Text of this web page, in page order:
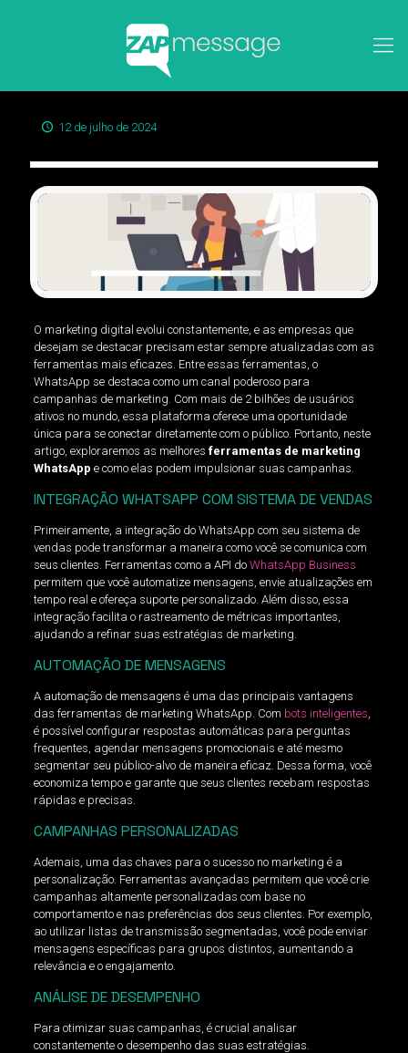
12 de julho de 2024
O marketing digital evolui constantemente, e as empresas que
desejam se destacar precisam estar sempre atualizadas com as
ferramentas mais eficazes. Entre essas ferramentas, o
WhatsApp se destaca como um canal poderoso para
campanhas de marketing. Com mais de 2 bilhões de usuários
ativos no mundo, essa plataforma oferece uma oportunidade
única para se conectar diretamente com o público. Portanto, neste
artigo, exploraremos as melhores ferramentas de marketing
WhatsApp e como elas podem impulsionar suas campanhas.
INTEGRAÇÃO WHATSAPP COM SISTEMA DE VENDAS
Primeiramente, a integração do WhatsApp com seu sistema de
vendas pode transformar a maneira como você se comunica com
seus clientes. Ferramentas como a API do WhatsApp Business
permitem que você automatize mensagens, envie atualizações em
tempo real e ofereça suporte personalizado. Além disso, essa
integração facilita o rastreamento de métricas importantes,
ajudando a refinar suas estratégias de marketing.
AUTOMAÇÃO DE MENSAGENS
A automação de mensagens é uma das principais vantagens
das ferramentas de marketing WhatsApp. Com bots inteligentes
é possível configurar respostas automáticas para perguntas
frequentes, agendar mensagens promocionais e até mesmo
segmentar seu público-alvo de maneira eficaz. Dessa forma, você
economiza tempo e garante que seus clientes recebam respostas
rápidas e precisas.
CAMPANHAS PERSONALIZADAS
Ademais, uma das chaves para o sucesso no marketing é a
personalização. Ferramentas avançadas permitem que você crie
campanhas altamente personalizadas com base no
comportamento e nas preferências dos seus clientes. Por exemplo,
ao utilizar listas de transmissão segmentadas, você pode enviar
mensagens específicas para grupos distintos, aumentando a
relevância e o engajamento.
ANÁLISE DE DESEMPENHO
Para otimizar suas campanhas, é crucial analisar
constantemente o desempenho das suas estratégias.